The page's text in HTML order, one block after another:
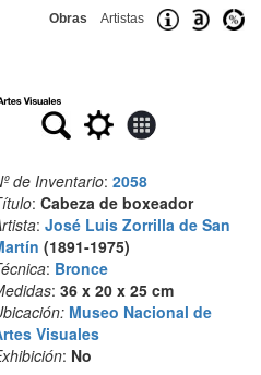
Obras Artistas
de Inventario: 2058
: Cabeza de boxeador
: José Luis Zorrilla de San
(1891-1975)
: Bronce
: 36 x 20 x 25 cm
Museo Nacional de
Visuales
: No